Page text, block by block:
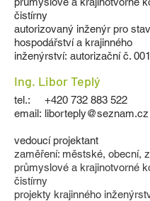
čistírny
autorizovaný inženýr pro
hospodářství a krajinného
inženýrství: autorizační č.
Ing. Libor Teplý
tel.: +420 732 883 522
email: liborteply@seznam.cz
vedoucí projektant
zaměření: městské, obecní,
průmyslové a krajinotvorné
čistírny
projekty krajinného